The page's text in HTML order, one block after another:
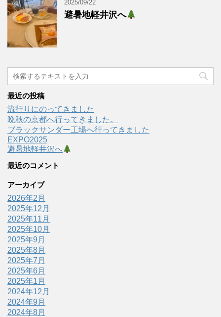
2025/09/22
避暑地軽井沢へ
最近の投稿
流行りにのってきました
晩秋の京都へ行ってきました。
ブラックサンダー工場へ行ってきました
EXPO2025
避暑地軽井沢へ
最近のコメント
アーカイブ
2026年2月
2025年12月
2025年11月
2025年10月
2025年9月
2025年8月
2025年7月
2025年6月
2025年1月
2024年12月
2024年9月
2024年8月